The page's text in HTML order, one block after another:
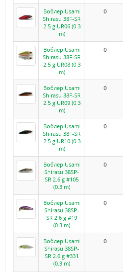
Воблер Usami
Shirasu 38F-SR
2.5 g UR06 (0.3
m)
0
Воблер Usami
Shirasu 38F-SR
2.5 g UR08 (0.3
m)
0
Воблер Usami
Shirasu 38F-SR
2.5 g UR09 (0.3
m)
0
Воблер Usami
Shirasu 38F-SR
2.5 g UR10 (0.3
m)
0
Воблер Usami
Shirasu 38SP-
SR 2.6 g #105
(0.3 m)
0
Воблер Usami
Shirasu 38SP-
SR 2.6 g #19
(0.3 m)
0
Воблер Usami
Shirasu 38SP-
SR 2.6 g #331
(0.3 m)
0